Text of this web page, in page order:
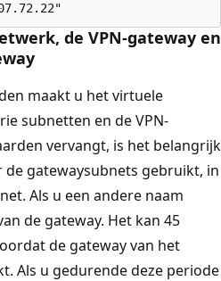
de VPN-gateway en
maakt u het virtuele
subnetten en de VPN-
vervangt, is het belangrijk
gatewaysubnets gebruikt, in
Als u een andere naam
de gateway. Het kan 45
de gateway van het
Als u gedurende deze periode